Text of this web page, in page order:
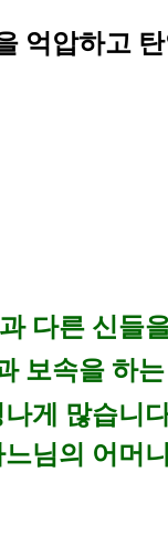
억압하고
다른 신들
보속을 하
게 많습니
님의 어머